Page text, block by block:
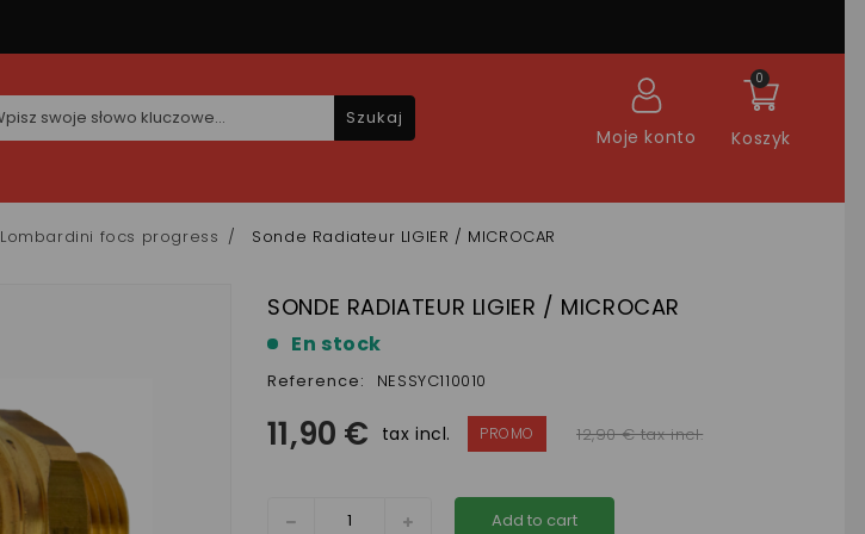
Koszyk
0
Moje konto
Szukaj
Lombardini focs progress Sonde Radiateur LIGIER / MICROCAR
SONDE RADIATEUR LIGIER / MICROCAR
En stock
Reference: NESSYC110010
11,90 € tax incl. 12,90 € tax incl.
Add to cart